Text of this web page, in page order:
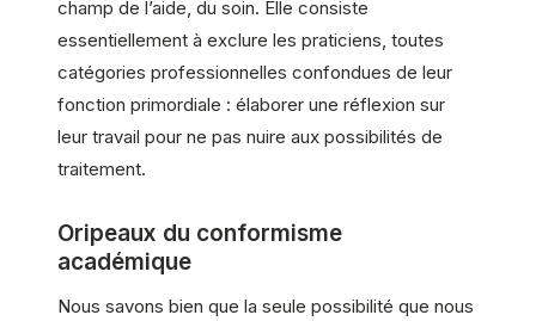
champ de l’aide, du soin. Elle consiste
essentiellement à exclure les praticiens, toutes
catégories professionnelles confondues de leur
fonction primordiale : élaborer une réflexion sur
leur travail pour ne pas nuire aux possibilités de
traitement.
Oripeaux du conformisme
académique
Nous savons bien que la seule possibilité que nous